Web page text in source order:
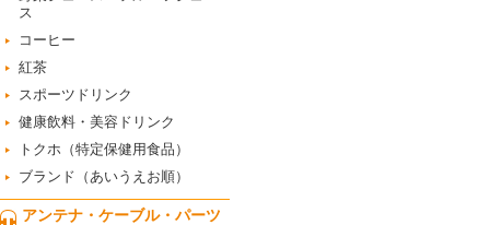
ス
コーヒー
紅茶
スポーツドリンク
健康飲料・美容ドリンク
トクホ（特定保健用食品）
ブランド（あいうえお順）
アンテナ・ケーブル・パーツ